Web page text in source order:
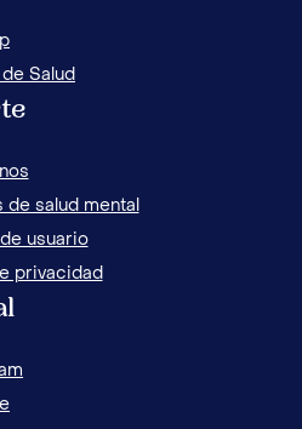
Salud
de salud mental
usuario
privacidad